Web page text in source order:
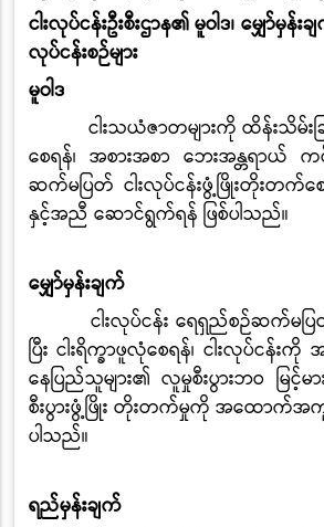
ငါးလုပ်ငန်းဦးစီးဌာန၏ မူဝါဒ၊ မျှော်မှန်
လုပ်ငန်းစဉ်များ
မူဝါဒ
ငါးသယံဇာတများကို ထိန်းသိမ်းခြ
စေရန်၊ အစားအစာ ဘေးအန္တရာယ် က
ဆက်မပြတ် ငါးလုပ်ငန်းဖွံ့ဖြိုးတိုးတက်
နှင့်အညီ ဆောင်ရွက်ရန် ဖြစ်ပါသည်။
မျှော်မှန်းချက်
ငါးလုပ်ငန်း ရေရှည်စဉ်ဆက်မပ
ပြီး ငါးရိက္ခာဖူလုံစေရန်၊ ငါးလုပ်ငန်း
နေပြည်သူများ၏ လူမှုစီးပွားဘဝ မြင့်မ
စီးပွားဖွံ့ဖြိုး တိုးတက်မှုကို အထောက်အကူဖ
ပါသည်။
ရည်မှန်းချက်